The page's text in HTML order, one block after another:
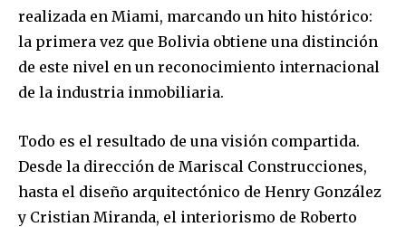
realizada en Miami, marcando un hito histórico:
la primera vez que Bolivia obtiene una distinción
de este nivel en un reconocimiento internacional
de la industria inmobiliaria.
Todo es el resultado de una visión compartida.
Desde la dirección de Mariscal Construcciones,
hasta el diseño arquitectónico de Henry González
y Cristian Miranda, el interiorismo de Roberto